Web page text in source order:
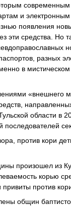
и
появления
эти средства. Но
разных
в
«внешнего
области в
против кори
произошел из
корью
против
общин